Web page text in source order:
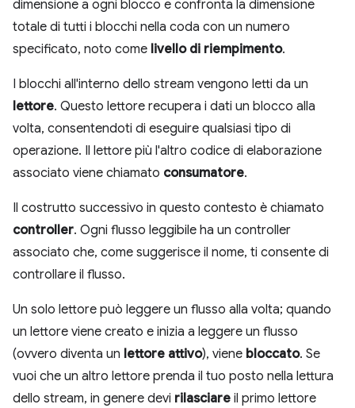
dimensione a ogni blocco e confronta la dimensione
totale di tutti i blocchi nella coda con un numero
specificato, noto come livello di riempimento.
I blocchi all'interno dello stream vengono letti da un
lettore. Questo lettore recupera i dati un blocco alla
volta, consentendoti di eseguire qualsiasi tipo di
operazione. Il lettore più l'altro codice di elaborazione
associato viene chiamato consumatore.
Il costrutto successivo in questo contesto è chiamato
controller. Ogni flusso leggibile ha un controller
associato che, come suggerisce il nome, ti consente di
controllare il flusso.
Un solo lettore può leggere un flusso alla volta; quando
un lettore viene creato e inizia a leggere un flusso
(ovvero diventa un lettore attivo), viene bloccato. Se
vuoi che un altro lettore prenda il tuo posto nella lettura
dello stream, in genere devi rilasciare il primo lettore